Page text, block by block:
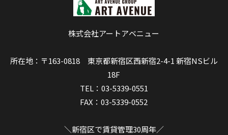
株式会社アートアベニュー
所在地：〒163-0818 東京都新宿区西新宿2-4-1 新宿NSビル
18F
TEL：03-5339-0551
FAX：03-5339-0552
＼新宿区で賃貸管理30周年／